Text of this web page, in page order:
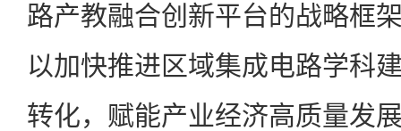
路产教融合创新平台的战略框
以加快推进区域集成电路学科
转化，赋能产业经济高质量发